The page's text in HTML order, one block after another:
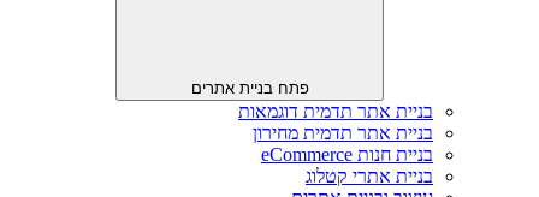
פתח בניית אתרים
בניית אתר תדמית דוגמאות
בניית אתר תדמית מחירון
בניית חנות eCommerce
בניית אתרי קטלוג